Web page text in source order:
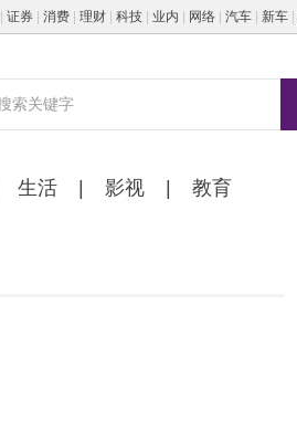
证券| 消费| 理财| 科技| 业内 网络| 汽车| 新车|
生活 影视 教育